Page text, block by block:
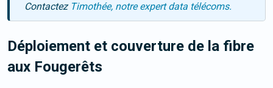
Contactez Timothée, notre expert data télécoms.
Déploiement et couverture de la fibre
aux Fougerêts